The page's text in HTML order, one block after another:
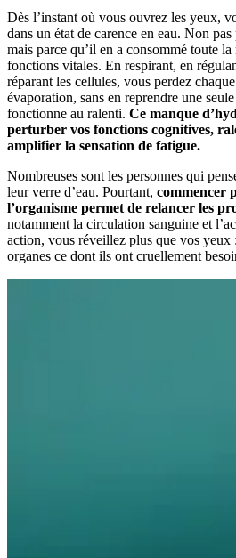
Dès l’instant où vous ouvrez les yeux,
dans un état de carence en eau. Non
mais parce qu’il en a consommé toute
fonctions vitales. En respirant, en
réparant les cellules, vous perdez
évaporation, sans en reprendre une
fonctionne au ralenti. Ce manque
perturber vos fonctions cognitives,
amplifier la sensation de fatigue.
Nombreuses sont les personnes qui
leur verre d’eau. Pourtant, commencer
l’organisme permet de relancer les
notamment la circulation sanguine et
action, vous réveillez plus que vos yeux
organes ce dont ils ont cruellement